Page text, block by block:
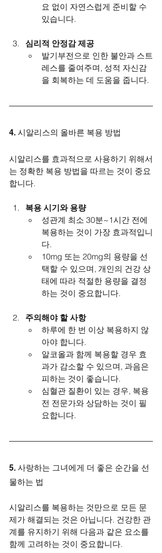
요 없이 자연스럽게 준비할 수
있습니다.
심리적 안정감 제공
발기부전으로 인한 불안과 스트
레스를 줄여주며, 성적 자신감
을 회복하는 데 도움을 줍니다.
4. 시알리스의 올바른 복용 방법
시알리스를 효과적으로 사용하기 위해서
는 정확한 복용 방법을 따르는 것이 중요
합니다.
복용 시기와 용량
성관계 최소 30분~1시간 전에
복용하는 것이 가장 효과적입니
다.
10mg 또는 20mg의 용량을 선
택할 수 있으며, 개인의 건강 상
태에 따라 적절한 용량을 결정
하는 것이 중요합니다.
주의해야 할 사항
하루에 한 번 이상 복용하지 않
아야 합니다.
알코올과 함께 복용할 경우 효
과가 감소할 수 있으며, 과음은
피하는 것이 좋습니다.
심혈관 질환이 있는 경우, 복용
전 전문가와 상담하는 것이 필
요합니다.
5. 사랑하는 그녀에게 더 좋은 순간을 선
물하는 법
시알리스를 복용하는 것만으로 모든 문
제가 해결되는 것은 아닙니다. 건강한 관
계를 유지하기 위해 다음과 같은 요소를
함께 고려하는 것이 중요합니다.